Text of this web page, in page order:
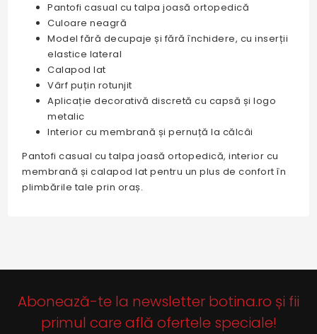
Pantofi casual cu talpa joasă ortopedică
Culoare neagră
Model fără decupaje și fără închidere, cu inserții
elastice lateral
Calapod lat
Vârf puțin rotunjit
Aplicație decorativă discretă cu capsă și logo
metalic
Interior cu membrană și pernuță la călcâi
Pantofi casual cu talpa joasă ortopedică, interior cu
membrană și calapod lat pentru un plus de confort în
plimbările tale prin oraș.
Abonează-te la newsletter botina.ro și fii
primul care află ofertele speciale!